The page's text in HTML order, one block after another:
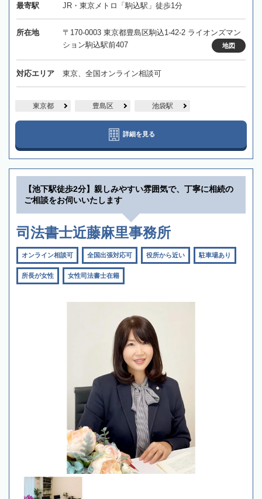
最寄駅 JR・東京メトロ「駒込駅」徒歩1分
所在地
〒170-0003 東京都豊島区駒込1-42-2 ライオンズマン
ション駒込駅前407
地図
対応エリア 東京、全国オンライン相談可
東京都 豊島区 池袋駅
詳細を見る
【池下駅徒歩2分】親しみやすい雰囲気で、丁寧に相続の
ご相談をお伺いいたします
司法書士近藤麻里事務所
オンライン相談可 全国出張対応可 役所から近い 駐車場あり
所長が女性 女性司法書士在籍